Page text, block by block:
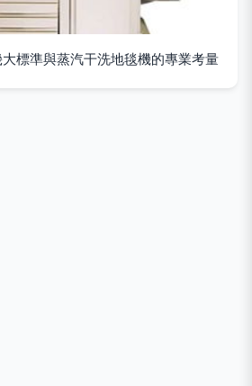
標準與蒸汽干洗地毯機的專業考量